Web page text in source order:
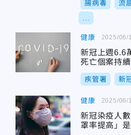
腸病毒 流
健康
新冠上週6.6
死亡個案持
疾管署 新
2025/06/
健康
新冠染疫人
罩率提高」
2025/06/